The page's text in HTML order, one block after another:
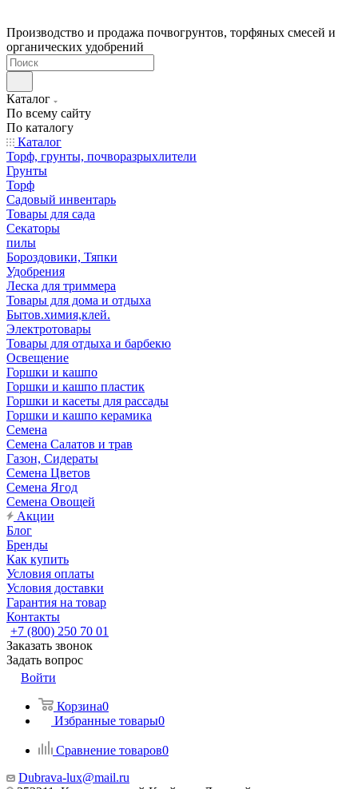
Производство и продажа почвогрунтов, торфяных смесей и
органических удобрений
Каталог
По всему сайту
По каталогу
Каталог
Торф, грунты, почворазрыхлители
Грунты
Торф
Садовый инвентарь
Товары для сада
Секаторы
пилы
Бороздовики, Тяпки
Удобрения
Леска для триммера
Товары для дома и отдыха
Бытов.химия,клей.
Электротовары
Товары для отдыха и барбекю
Освещение
Горшки и кашпо
Горшки и кашпо пластик
Горшки и касеты для рассады
Горшки и кашпо керамика
Семена
Семена Салатов и трав
Газон, Сидераты
Семена Цветов
Семена Ягод
Семена Овощей
Акции
Блог
Бренды
Как купить
Условия оплаты
Условия доставки
Гарантия на товар
Контакты
+7 (800) 250 70 01
Заказать звонок
Задать вопрос
Войти
Корзина0
Избранные товары0
Сравнение товаров0
Dubrava-lux@mail.ru